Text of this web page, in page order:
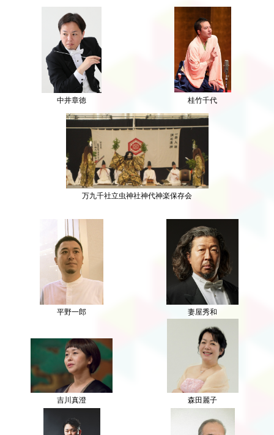
中井章徳 桂竹千代
万九千社立虫神社神代神楽保存会
平野一郎 妻屋秀和
吉川真澄 森田麗子